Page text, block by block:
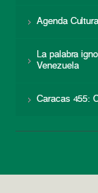
Agenda
La palabra
Venezuela
Caracas 455: